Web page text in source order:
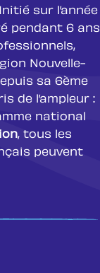
sur l’année
pendant 6 ans
Nouvelle-
sa 6ème
de l’ampleur :
national
, tous les
peuvent